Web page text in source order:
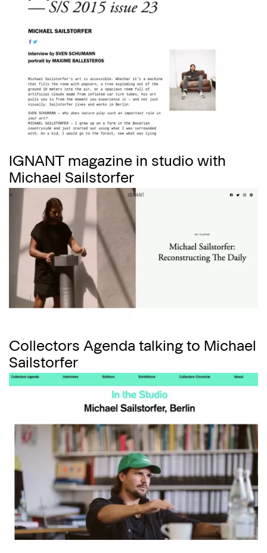
IGNANT magazine in studio with
Michael Sailstorfer
Collectors Agenda talking to Michael
Sailstorfer